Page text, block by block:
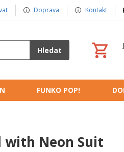
Doprava Kontakt
Hledat
FUNKO POP!
with Neon Suit